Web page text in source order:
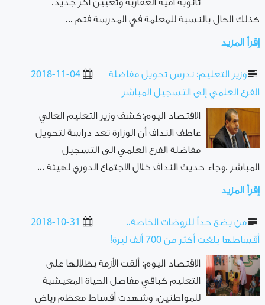
ثانوية أمية الغفارية وتعيين آخر جديد،
كذلك الحال بالنسبة للمعلمة في المدرسة فتم ...
إقرأ المزيد
2018-11-04
وزير التعليم: ندرس تحويل مفاضلة
الفرع العلمي إلى التسجيل المباشر
الاقتصاد اليوم:كشف وزير التعليم العالي
عاطف النداف أن الوزارة تعد دراسة لتحويل
مفاضلة الفرع العلمي إلى التسجيل
المباشر .وجاء حديث النداف خلال الاجتماع الدوري لهيئة ...
إقرأ المزيد
2018-10-31
من يضع حداً للروضات الخاصة..
أقساطها بلغت أكثر من 700 ألف ليرة!
الاقتصاد اليوم: ألقت الأزمة بظلالها على
التعليم كباقي مفاصل الحياة المعيشية
للمواطنين، وشهدت أقساط معظم رياض